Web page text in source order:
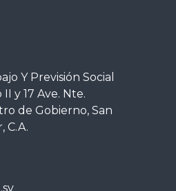
Y Previsión Social
y 17 Ave. Nte.
de Gobierno, San
C.A.